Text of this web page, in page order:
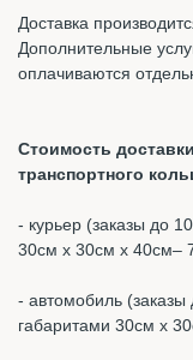
Доставка
Дополнительные
оплачиваются
Стоимость
транспортного
- курьер (заказы до
30см х 30см х 40см–
- автомобиль (заказы
габаритами 30см х